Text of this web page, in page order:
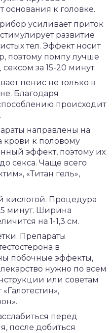
к головке.
усиливает приток
развитие
тел. Эффект носит
поэтому помпу лучше
за 15-20 минут.
пенис не только в
Благодаря
происходит
направлены на
к половому
эффект, поэтому их
секса. Чаще всего
«Титан гель»,
кислотой. Процедура
минут. Ширина
на 1-1,3 см.
Препараты
в
побочные эффекты,
нужно по всем
или советам
перед
после добиться